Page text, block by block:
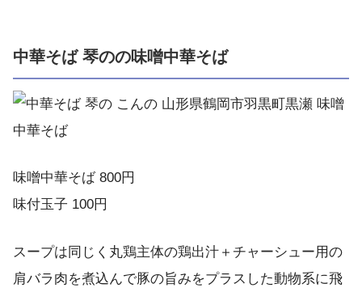
中華そば 琴のの味噌中華そば
味噌中華そば 800円
味付玉子 100円
スープは同じく丸鶏主体の鶏出汁＋チャーシュー用の
肩バラ肉を煮込んで豚の旨みをプラスした動物系に飛